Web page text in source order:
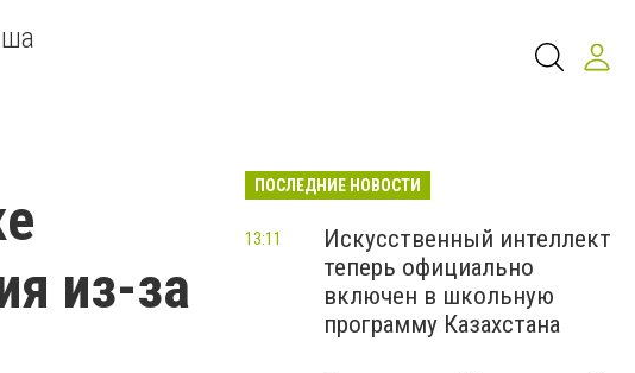
из-за
ПОСЛЕДНИЕ НОВОСТИ
Искусственный интеллект
теперь официально
включен в школьную
программу Казахстана
13:11